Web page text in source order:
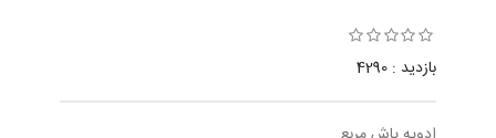
بازدید : 4290